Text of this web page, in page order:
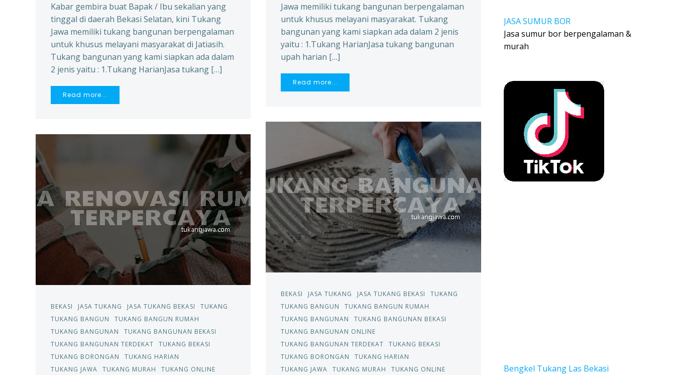
Jawa memiliki tukang bangunan berpengalaman
untuk khusus melayani masyarakat. Tukang
bangunan yang kami siapkan ada dalam 2 jenis
yaitu : 1.Tukang HarianJasa tukang bangunan
upah harian […]
Read more...
Kabar gembira buat Bapak / Ibu sekalian yang
tinggal di daerah Bekasi Selatan, kini Tukang
Jawa memiliki tukang bangunan berpengalaman
untuk khusus melayani masyarakat di Jatiasih.
Tukang bangunan yang kami siapkan ada dalam
2 jenis yaitu : 1.Tukang HarianJasa tukang […]
Read more...
BEKASI JASA TUKANG JASA TUKANG BEKASI
TUKANG
TUKANG BANGUN
TUKANG BANGUN RUMAH
TUKANG BANGUNAN
TUKANG BANGUNAN BEKASI
TUKANG BANGUNAN ONLINE
TUKANG BANGUNAN TERDEKAT
TUKANG BEKASI
TUKANG BORONGAN
TUKANG HARIAN
TUKANG JAWA
TUKANG MURAH TUKANG ONLINE
BEKASI JASA TUKANG JASA TUKANG BEKASI
TUKANG
TUKANG BANGUN
TUKANG BANGUN RUMAH
TUKANG BANGUNAN
TUKANG BANGUNAN BEKASI
TUKANG BANGUNAN TERDEKAT
TUKANG BEKASI
TUKANG BORONGAN
TUKANG HARIAN
TUKANG JAWA
TUKANG MURAH
TUKANG ONLINE
JASA SUMUR BOR
Jasa sumur bor berpengalaman &
murah
Bengkel Tukang Las Bekasi